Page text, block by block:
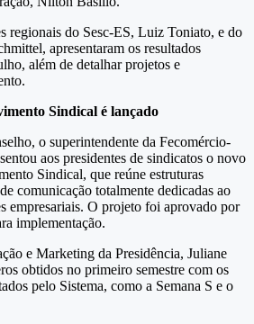
regionais do Sesc-ES, Luiz Toniato, e do
apresentaram os resultados
além de detalhar projetos e
Sindical é lançado
o superintendente da Fecomércio-
aos presidentes de sindicatos o novo
Sindical, que reúne estruturas
comunicação totalmente dedicadas ao
empresariais. O projeto foi aprovado por
implementação.
e Marketing da Presidência, Juliane
obtidos no primeiro semestre com os
pelo Sistema, como a Semana S e o